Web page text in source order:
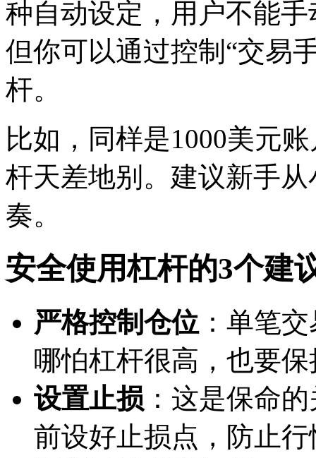
种自动设定，用户不能
但你可以通过控制“交易
杆。
比如，同样是1000美元
杆天差地别。建议新手
奏。
安全使用杠杆的3个建
严格控制仓位 ：单笔
哪怕杠杆很高，也要
设置止损 ：这是保命
前设好止损点，防止